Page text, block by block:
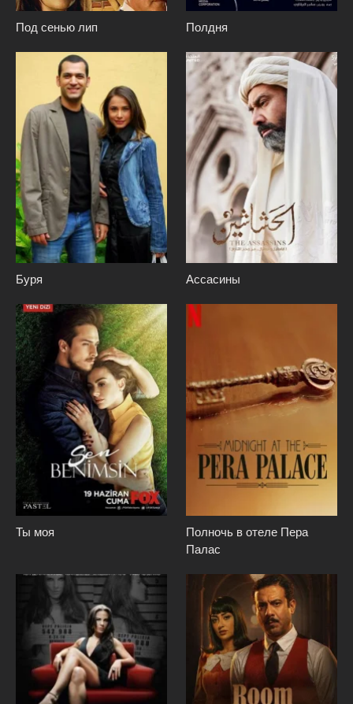
Под сенью лип Полдня
Буря Ассасины
Ты моя
Полночь в отеле Пера
Палас